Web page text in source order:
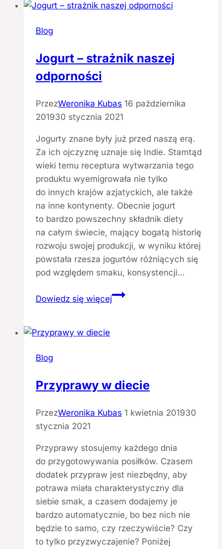
powinniśmy
Blog
Jogurt – strażnik naszej
odporności
PrzezWeronika Kubas 16 października
201930 stycznia 2021
Jogurty znane były już przed naszą erą.
Za ich ojczyznę uznaje się Indie. Stamtąd
wieki temu receptura wytwarzania tego
produktu wyemigrowała nie tylko
do innych krajów azjatyckich, ale także
na inne kontynenty. Obecnie jogurt
to bardzo powszechny składnik diety
na całym świecie, mający bogatą historię
rozwoju swojej produkcji, w wyniku której
powstała rzesza jogurtów różniących się
pod względem smaku, konsystencji…
Dowiedz się więcejJogurt
Blog
Przyprawy w diecie
PrzezWeronika Kubas 1 kwietnia 201930
stycznia 2021
Przyprawy stosujemy każdego dnia
do przygotowywania posiłków. Czasem
dodatek przypraw jest niezbędny, aby
potrawa miała charakterystyczny dla
siebie smak, a czasem dodajemy je
bardzo automatycznie, bo bez nich nie
będzie to samo, czy rzeczywiście? Czy
to tylko przyzwyczajenie? Poniżej